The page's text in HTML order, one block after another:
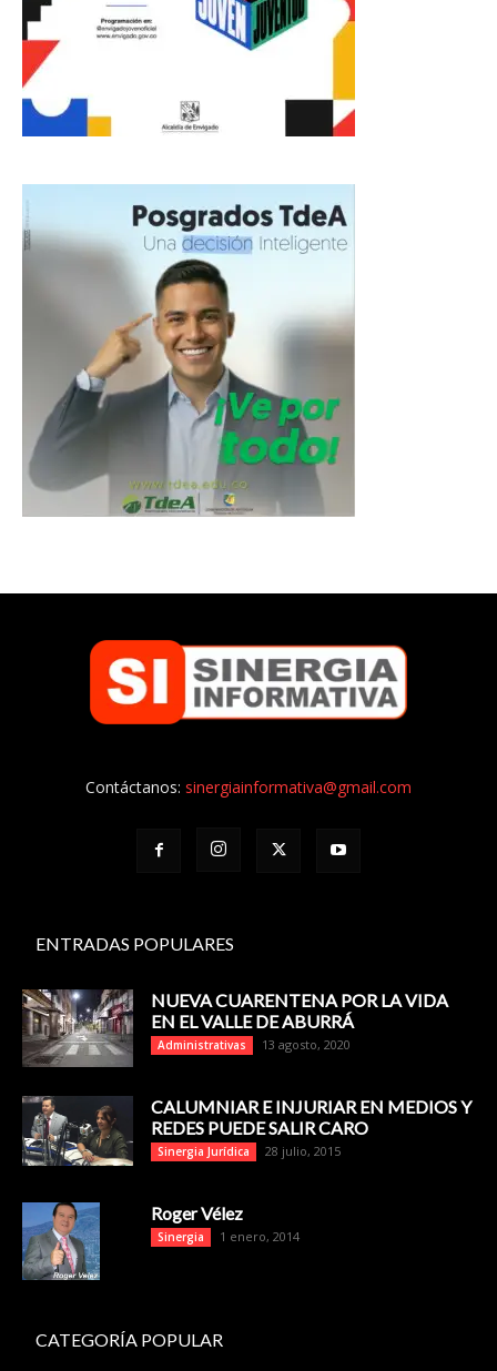
Contáctanos: sinergiainformativa@gmail.com
ENTRADAS POPULARES
NUEVA CUARENTENA POR LA VIDA
EN EL VALLE DE ABURRÁ
Administrativas 13 agosto, 2020
CALUMNIAR E INJURIAR EN MEDIOS Y
REDES PUEDE SALIR CARO
Sinergia Jurídica 28 julio, 2015
Roger Vélez
Sinergia 1 enero, 2014
CATEGORÍA POPULAR